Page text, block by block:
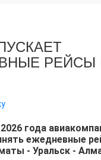
РЕЙСЫ
года
ежедневные
- Уральск -